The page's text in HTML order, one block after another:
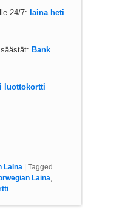
24/7: laina heti
Bank
luottokortti
Laina
Tagged
Laina,